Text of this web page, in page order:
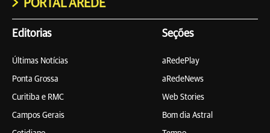
PORTAL AREDE
Editorias
Últimas Notícias
Ponta Grossa
Curitiba e RMC
Campos Gerais
Seções
aRedePlay
aRedeNews
Web Stories
Bom dia Astral